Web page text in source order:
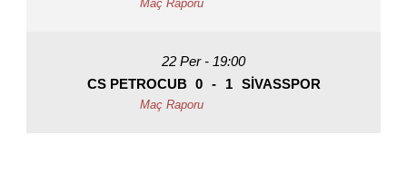
22 Per - 19:00
CS PETROCUB 0 - 1 SIVASSPOR